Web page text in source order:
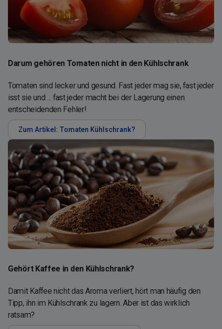
Darum gehören Tomaten nicht in den Kühlschrank
Tomaten sind lecker und gesund. Fast jeder mag sie, fast jeder
isst sie und ... fast jeder macht bei der Lagerung einen
entscheidenden Fehler!
Zum Artikel: Tomaten Kühlschrank?
Gehört Kaffee in den Kühlschrank?
Damit Kaffee nicht das Aroma verliert, hört man häufig den
Tipp, ihn im Kühlschrank zu lagern. Aber ist das wirklich
ratsam?